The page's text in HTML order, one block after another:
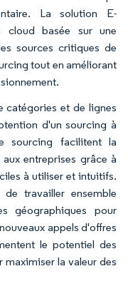
La solution E-
cloud basée sur une
sources critiques de
tout en améliorant
catégories et de lignes
d'un sourcing à
sourcing facilitent la
entreprises grâce à
à utiliser et intuitifs.
travailler ensemble
géographiques pour
appels d'offres
le potentiel des
la valeur des